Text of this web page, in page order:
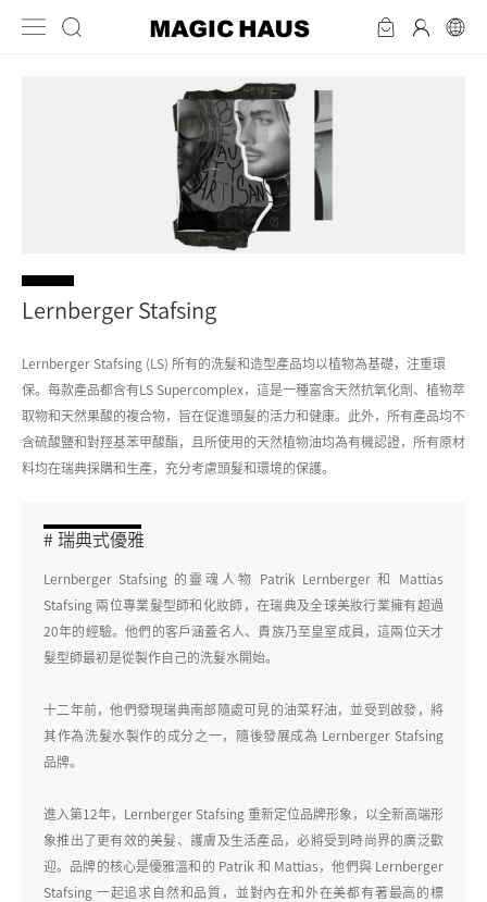
Lernberger Stafsing
Lernberger Stafsing (LS) 所有的洗髮和造型產品均以植物為基礎，注重環
保。每款產品都含有LS Supercomplex，這是一種富含天然抗氧化劑、植物萃
取物和天然果酸的複合物，旨在促進頭髮的活力和健康。此外，所有產品均不
含硫酸鹽和對羥基苯甲酸酯，且所使用的天然植物油均為有機認證，所有原材
料均在瑞典採購和生產，充分考慮頭髮和環境的保護。
# 瑞典式優雅
Lernberger Stafsing 的靈魂人物 Patrik Lernberger 和 Mattias
Stafsing 兩位專業髮型師和化妝師，在瑞典及全球美妝行業擁有超過
20年的經驗。他們的客戶涵蓋名人、貴族乃至皇室成員，這兩位天才
髮型師最初是從製作自己的洗髮水開始。
十二年前，他們發現瑞典南部隨處可見的油菜籽油，並受到啟發，將
其作為洗髮水製作的成分之一，隨後發展成為 Lernberger Stafsing
品牌。
進入第12年，Lernberger Stafsing 重新定位品牌形象，以全新高端形
象推出了更有效的美髮、護膚及生活產品，必將受到時尚界的廣泛歡
迎。品牌的核心是優雅溫和的 Patrik 和 Mattias，他們與 Lernberger
Stafsing 一起追求自然和品質，並對內在和外在美都有著最高的標